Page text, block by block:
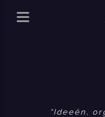
Ideeën,